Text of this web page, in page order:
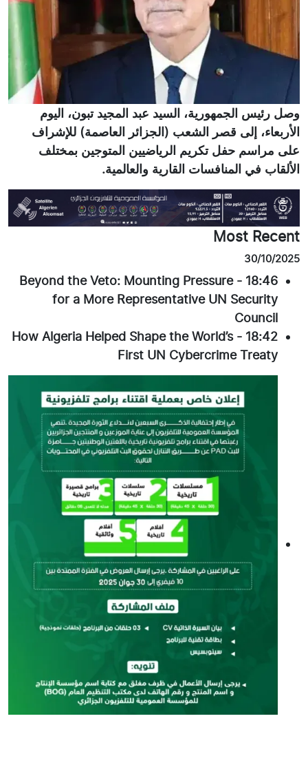
وصل رئيس الجمهورية، السيد عبد المجيد تبون، اليوم
الأربعاء، إلى قصر الشعب (الجزائر العاصمة) للإشراف
على مراسم حفل تكريم الرياضيين المتوجين بمختلف
الألقاب في المنافسات القارية والعالمية.
Most Recent
30/10/2025
18:46
-
Beyond the Veto: Mounting Pressure
for a More Representative UN Security
Council
18:42
-
How Algeria Helped Shape the World’s
First UN Cybercrime Treaty